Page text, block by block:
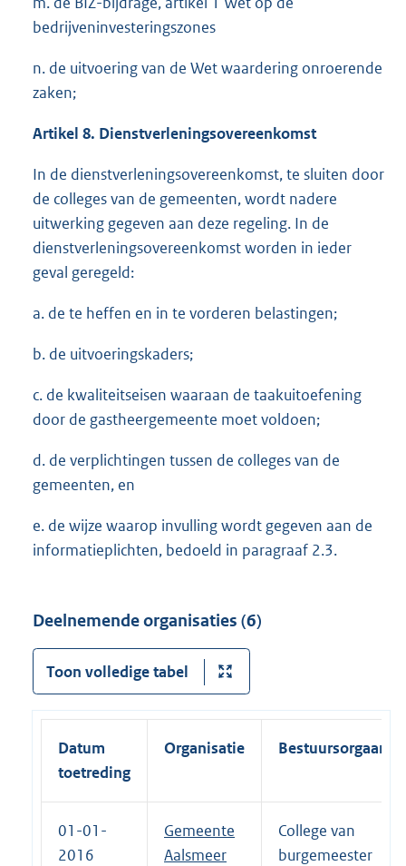
bedrijveninvesteringszones
n. de uitvoering van de Wet waardering onroerende
zaken;
Artikel 8. Dienstverleningsovereenkomst
In de dienstverleningsovereenkomst, te sluiten door
de colleges van de gemeenten, wordt nadere
uitwerking gegeven aan deze regeling. In de
dienstverleningsovereenkomst worden in ieder
geval geregeld:
a. de te heffen en in te vorderen belastingen;
b. de uitvoeringskaders;
c. de kwaliteitseisen waaraan de taakuitoefening
door de gastheergemeente moet voldoen;
d. de verplichtingen tussen de colleges van de
gemeenten, en
e. de wijze waarop invulling wordt gegeven aan de
informatieplichten, bedoeld in paragraaf 2.3.
Deelnemende organisaties (6)
Toon volledige tabel
Datum
toetreding
Organisatie Bestuursorgaan
01-01-
2016
Gemeente
Aalsmeer
College van
burgemeester